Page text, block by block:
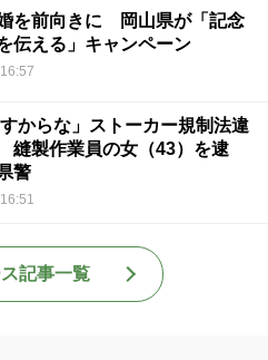
を前向きに 岡山県が「記念
伝える」キャンペーン
すからな」ストーカー規制法違
縫製作業員の女（43）を逮
警
記事一覧